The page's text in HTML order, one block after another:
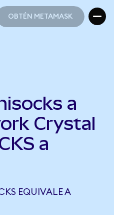
OBTÉN METAMASK
a
Crystal
a
EQUIVALE A